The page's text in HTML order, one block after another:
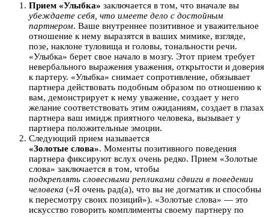
Прием «Улыбка» заключается в том, что вначале вы
убеждаете себя, что имеете дело с достойным
партнером. Ваше внутреннее позитивное и уважительное
отношение к нему выразятся в ваших мимике, взгляде,
позе, наклоне туловища и головы, тональности речи.
«Улыбка» берет свое начало в мозгу. Этот прием требует
невербального выражения уважения, открытости и доверия
к партеру. «Улыбка» снимает сопротивление, обязывает
партнера действовать подобным образом по отношению к
вам, демонстрирует к нему уважение, создает у него
желание соответствовать этим ожиданиям, создает в глазах
партнера ваш имидж приятного человека, вызывает у
партнера положительные эмоции.
Следующий прием называется
«Золотые слова». Моменты позитивного поведения
партнера фиксируют вслух очень редко. Прием «Золотые
слова» заключается в том, чтобы
подкреплять словесными репликами сдвиги в поведении
человека («Я очень рад(а), что вы не догматик и способны
к пересмотру своих позиций»). «Золотые слова» — это
искусство говорить комплименты своему партнеру по